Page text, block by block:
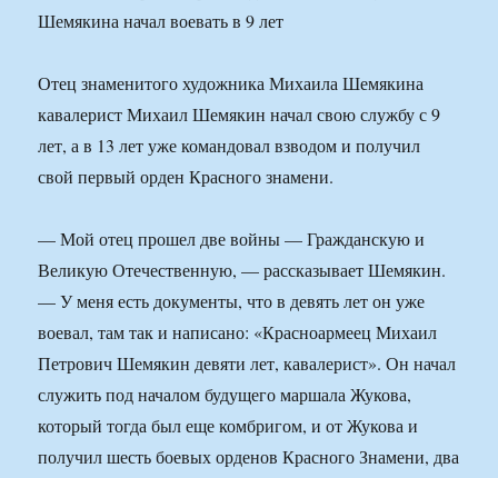
Шемякина начал воевать в 9 лет
Отец знаменитого художника Михаила Шемякина
кавалерист Михаил Шемякин начал свою службу с 9
лет, а в 13 лет уже командовал взводом и получил
свой первый орден Красного знамени.
— Мой отец прошел две войны — Гражданскую и
Великую Отечественную, — рассказывает Шемякин.
— У меня есть документы, что в девять лет он уже
воевал, там так и написано: «Красноармеец Михаил
Петрович Шемякин девяти лет, кавалерист». Он начал
служить под началом будущего маршала Жукова,
который тогда был еще комбригом, и от Жукова и
получил шесть боевых орденов Красного Знамени, два